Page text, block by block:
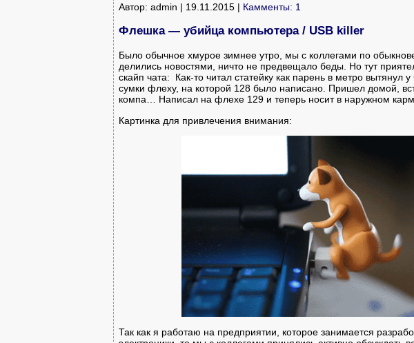
Автор: admin | 19.11.2015 | Камменты: 1
Флешка — убийца компьютера / USB killer
Было обычное хмурое зимнее утро, мы с коллегами по
делились новостями, ничто не предвещало беды. Но тут
скайп чата: Как-то читал статейку как парень в метро вытянул у
сумки флеху, на которой 128 было написано. Пришел домой,
компа… Написал на флехе 129 и теперь носит в наружном
Картинка для привлечения внимания:
Так как я работаю на предприятии, которое занимается